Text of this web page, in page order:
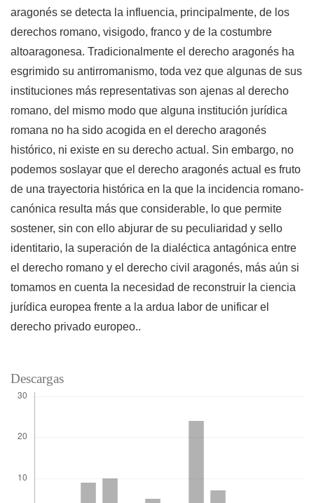
aragonés se detecta la influencia, principalmente, de los
derechos romano, visigodo, franco y de la costumbre
altoaragonesa. Tradicionalmente el derecho aragonés ha
esgrimido su antirromanismo, toda vez que algunas de sus
instituciones más representativas son ajenas al derecho
romano, del mismo modo que alguna institución jurídica
romana no ha sido acogida en el derecho aragonés
histórico, ni existe en su derecho actual. Sin embargo, no
podemos soslayar que el derecho aragonés actual es fruto
de una trayectoria histórica en la que la incidencia romano-
canónica resulta más que considerable, lo que permite
sostener, sin con ello abjurar de su peculiaridad y sello
identitario, la superación de la dialéctica antagónica entre
el derecho romano y el derecho civil aragonés, más aún si
tomamos en cuenta la necesidad de reconstruir la ciencia
jurídica europea frente a la ardua labor de unificar el
derecho privado europeo..
Descargas